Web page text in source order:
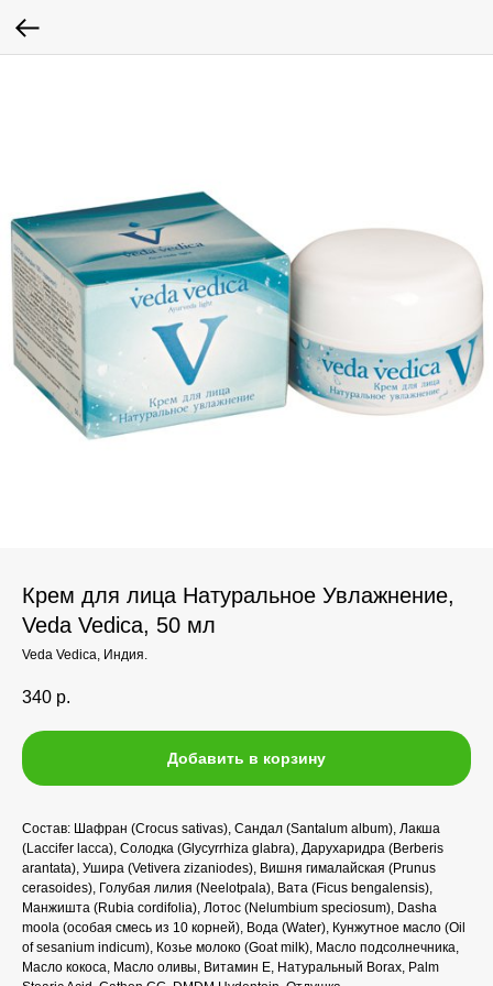
Крем для лица Натуральное Увлажнение,
Veda Vedica, 50 мл
Veda Vedica, Индия.
340 р.
Добавить в корзину
Состав: Шафран (Crocus sativas), Сандал (Santalum album), Лакша
(Laccifer lacca), Солодка (Glycyrrhiza glabra), Дарухаридра (Berberis
arantata), Ушира (Vetivera zizaniodes), Вишня гималайская (Prunus
cerasoides), Голубая лилия (Neelotpala), Вата (Ficus bengalensis),
Манжишта (Rubia cordifolia), Лотос (Nelumbium speciosum), Dasha
moola (особая смесь из 10 корней), Вода (Water), Кунжутное масло (Oil
of sesanium indicum), Козье молоко (Goat milk), Масло подсолнечника,
Масло кокоса, Масло оливы, Витамин Е, Натуральный Borax, Palm